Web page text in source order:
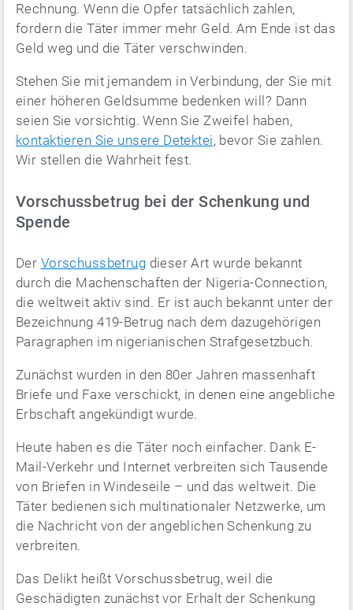
Rechnung. Wenn die Opfer tatsächlich zahlen,
fordern die Täter immer mehr Geld. Am Ende ist das
Geld weg und die Täter verschwinden.
Stehen Sie mit jemandem in Verbindung, der Sie mit
einer höheren Geldsumme bedenken will? Dann
seien Sie vorsichtig. Wenn Sie Zweifel haben,
kontaktieren Sie unsere Detektei, bevor Sie zahlen.
Wir stellen die Wahrheit fest.
Vorschussbetrug bei der Schenkung und
Spende
Der Vorschussbetrug dieser Art wurde bekannt
durch die Machenschaften der Nigeria-Connection,
die weltweit aktiv sind. Er ist auch bekannt unter der
Bezeichnung 419-Betrug nach dem dazugehörigen
Paragraphen im nigerianischen Strafgesetzbuch.
Zunächst wurden in den 80er Jahren massenhaft
Briefe und Faxe verschickt, in denen eine angebliche
Erbschaft angekündigt wurde.
Heute haben es die Täter noch einfacher. Dank E-
Mail-Verkehr und Internet verbreiten sich Tausende
von Briefen in Windeseile – und das weltweit. Die
Täter bedienen sich multinationaler Netzwerke, um
die Nachricht von der angeblichen Schenkung zu
verbreiten.
Das Delikt heißt Vorschussbetrug, weil die
Geschädigten zunächst vor Erhalt der Schenkung